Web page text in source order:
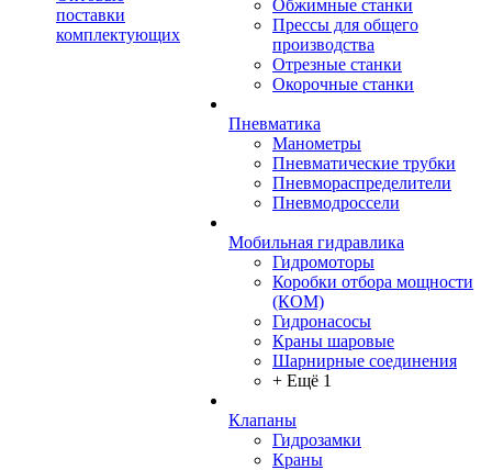
поставки
комплектующих
Обжимные станки
Прессы для общего
производства
Отрезные станки
Окорочные станки
Пневматика
Манометры
Пневматические трубки
Пневмораспределители
Пневмодроссели
Мобильная гидравлика
Гидромоторы
Коробки отбора мощности
(КОМ)
Гидронасосы
Краны шаровые
Шарнирные соединения
+ Ещё 1
Клапаны
Гидрозамки
Краны